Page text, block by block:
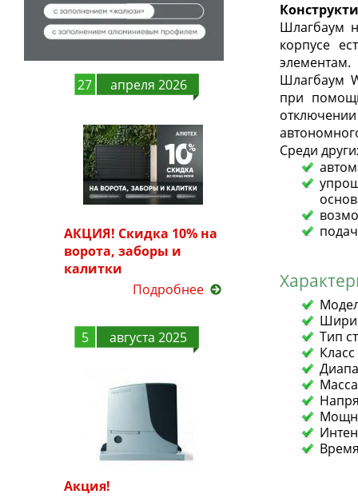
27 апреля 2026
АКЦИЯ! Скидка 10% на
ворота, заборы и
калитки
Подробнее
5 августа 2025
Акция!
Шлагбаум
корпусе
Шлагбаум
при
Среди
Тип